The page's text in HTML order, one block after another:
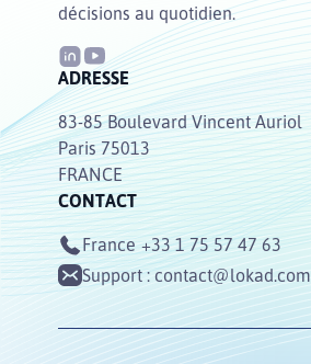
décisions au quotidien.
ADRESSE
83-85 Boulevard Vincent Auriol
Paris 75013
FRANCE
CONTACT
France +33 1 75 57 47 63
Support :contact@lokad.com